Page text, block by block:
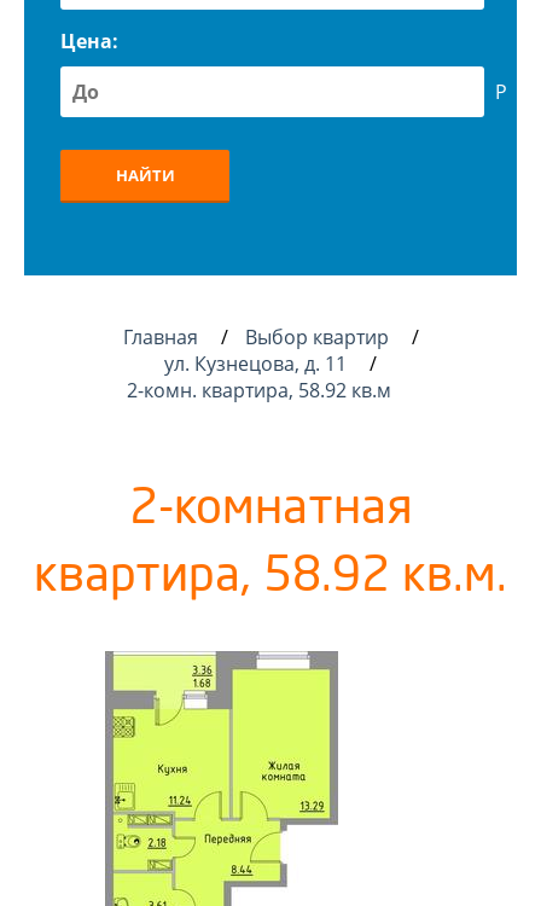
Цена:
Р
НАЙТИ
Главная
Выбор квартир
ул. Кузнецова, д. 11
2-комн. квартира, 58.92 кв.м
2-комнатная
квартира, 58.92 кв.м.